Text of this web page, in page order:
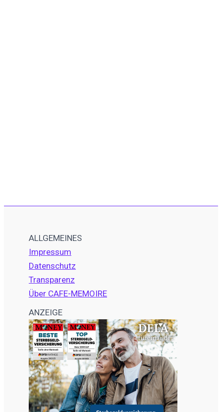
ALLGEMEINES
Impressum
Datenschutz
Transparenz
Über CAFE-MEMOIRE
ANZEIGE